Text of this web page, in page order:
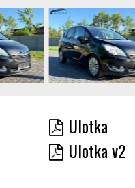
Ulotka
Ulotka v2